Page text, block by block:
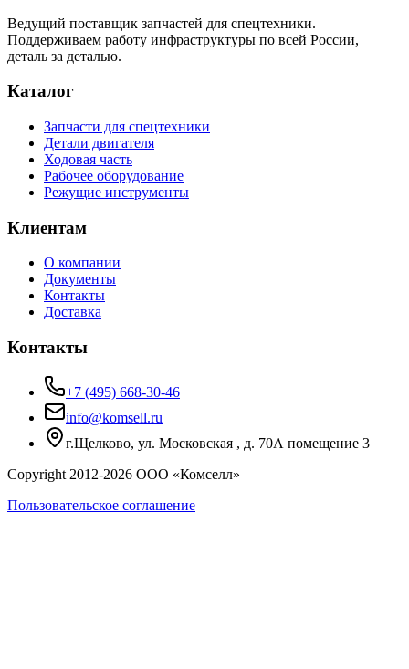
Ведущий поставщик запчастей для спецтехники.
Поддерживаем работу инфраструктуры по всей России,
деталь за деталью.
Каталог
Запчасти для спецтехники
Детали двигателя
Ходовая часть
Рабочее оборудование
Режущие инструменты
Клиентам
О компании
Документы
Контакты
Доставка
Контакты
+7 (495) 668-30-46
info@komsell.ru
г.Щелково, ул. Московская , д. 70А помещение 3
Copyright 2012-2026 ООО «Комселл»
Пользовательское соглашение